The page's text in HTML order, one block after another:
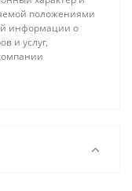
положениями
информации о
и услуг,